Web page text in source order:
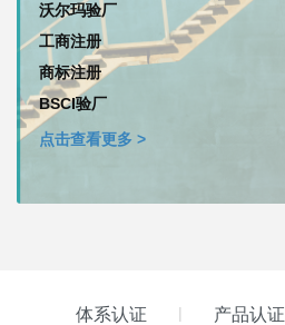
沃尔玛验厂
工商注册
商标注册
BSCI验厂
点击查看更多 >
体系认证 | 产品认证